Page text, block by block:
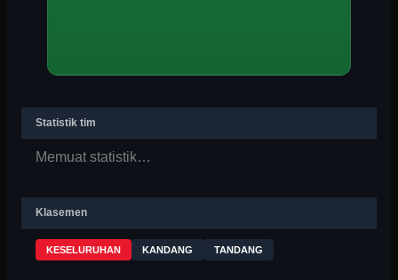
Statistik tim
Memuat statistik…
Klasemen
KESELURUHAN KANDANG TANDANG